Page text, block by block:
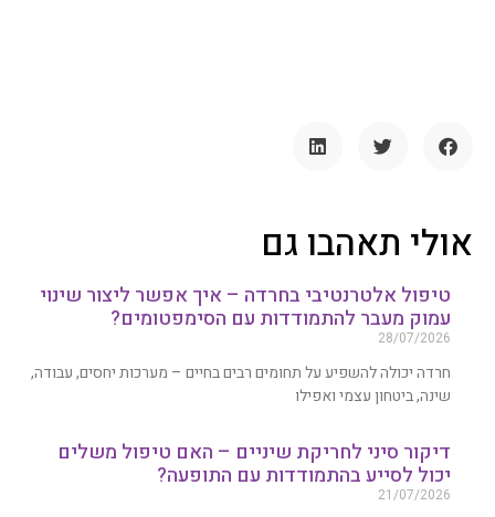
אולי תאהבו גם
טיפול אלטרנטיבי בחרדה – איך אפשר ליצור שינוי
עמוק מעבר להתמודדות עם הסימפטומים?
28/07/2026
חרדה יכולה להשפיע על תחומים רבים בחיים – מערכות יחסים, עבודה,
שינה, ביטחון עצמי ואפילו
דיקור סיני לחריקת שיניים – האם טיפול משלים
יכול לסייע בהתמודדות עם התופעה?
21/07/2026